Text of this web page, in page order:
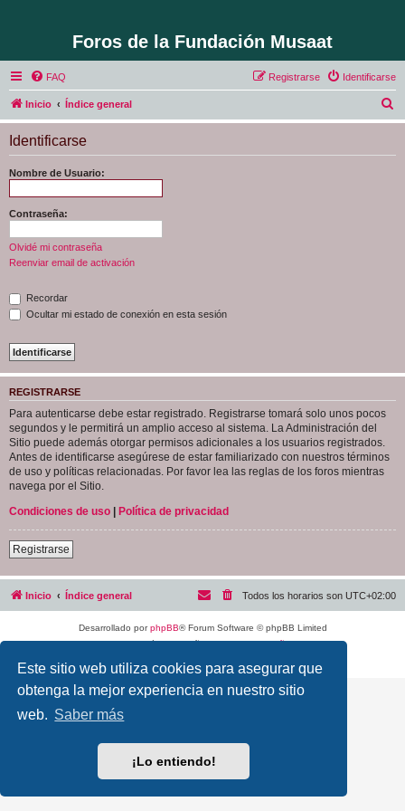
Este sitio web utiliza cookies para asegurar que
obtenga la mejor experiencia en nuestro sitio
web. Saber más
¡Lo entiendo!
Foros de la Fundación Musaat
FAQ Identificarse
Registrarse
Inicio Índice general
u
Identificarse
Nombre de Usuario:
Contraseña:
Olvidé mi contraseña
Reenviar email de activación
Recordar
Ocultar mi estado de conexión en esta sesión
REGISTRARSE
Para autenticarse debe estar registrado. Registrarse tomará solo unos pocos
segundos y le permitirá un amplio acceso al sistema. La Administración del
Sitio puede además otorgar permisos adicionales a los usuarios registrados.
Antes de identificarse asegúrese de estar familiarizado con nuestros términos
de uso y políticas relacionadas. Por favor lea las reglas de los foros mientras
navega por el Sitio.
Condiciones de uso | Política de privacidad
Registrarse
Inicio Índice general Todos los horarios son UTC+02:00
Desarrollado porphpBB® Forum Software © phpBB Limited
Traducción al español porphpBB España